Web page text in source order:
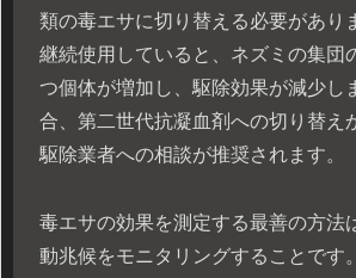
類の毒エサに切り替える必要があり
継続使用していると、ネズミの集団
つ個体が増加し、駆除効果が減少し
合、第二世代抗凝血剤への切り替え
駆除業者への相談が推奨されます。
毒エサの効果を測定する最善の方法
動兆候をモニタリングすることです